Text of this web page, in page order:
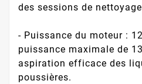
des sessions de
- Puissance du moteur :
puissance maximale de
aspiration efficace des
poussières.